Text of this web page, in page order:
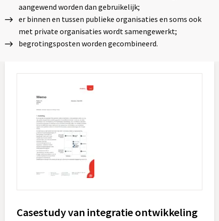
aangewend worden dan gebruikelijk;
er binnen en tussen publieke organisaties en soms ook
met private organisaties wordt samengewerkt;
begrotingsposten worden gecombineerd.
Casestudy van integratie ontwikkeling